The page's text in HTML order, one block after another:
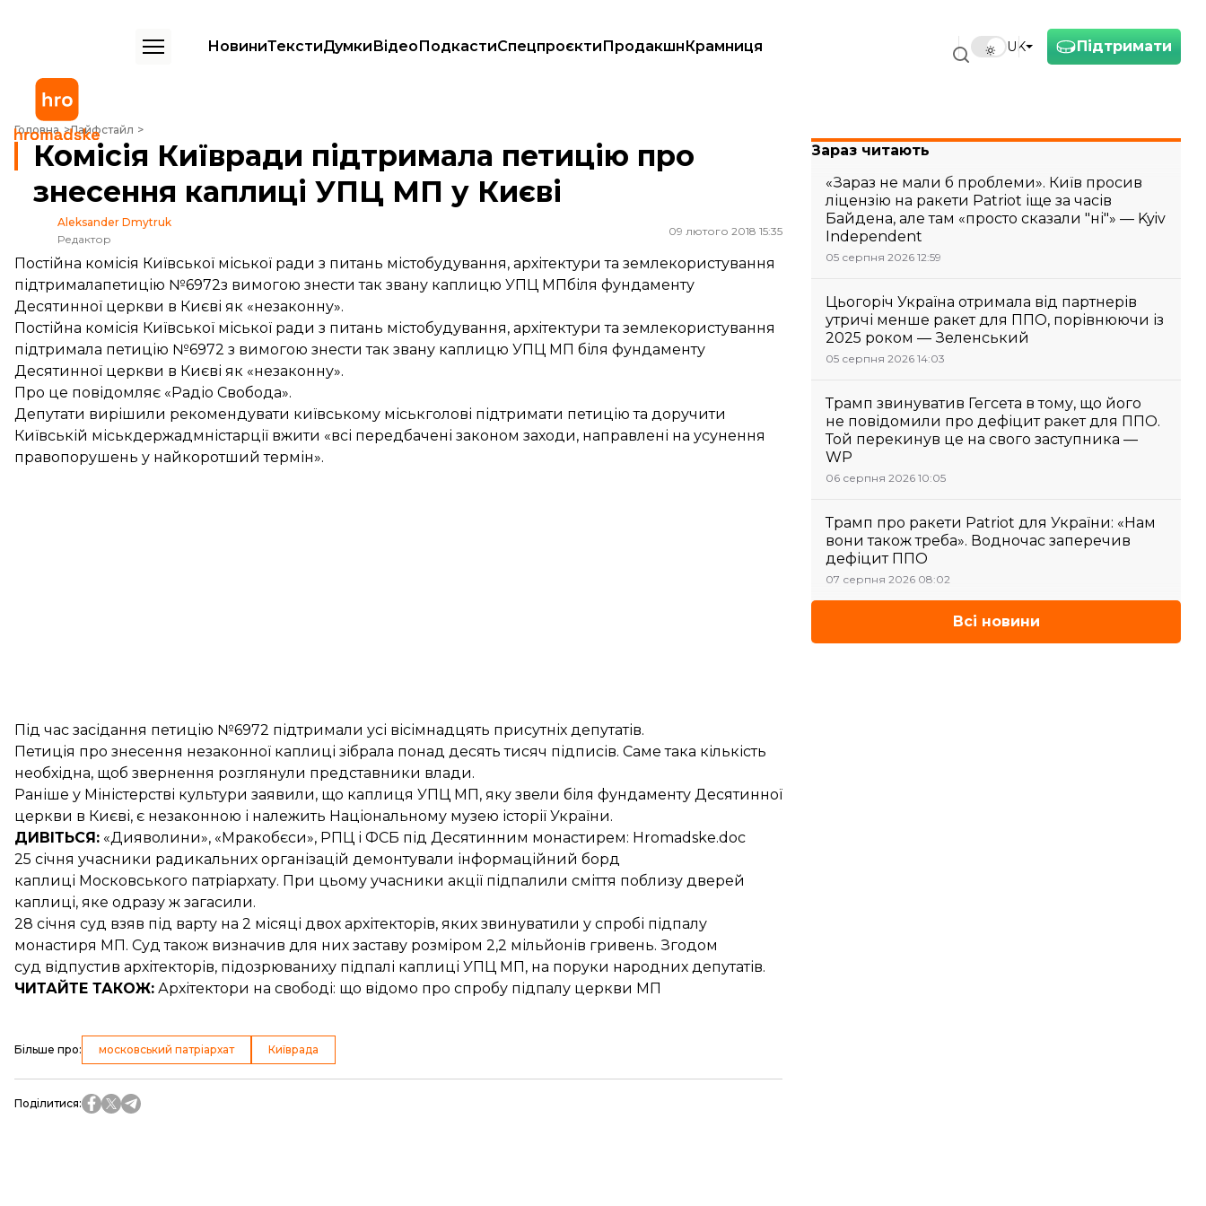
Підтримати
UK
НовиниТекстиДумкиВідеоПодкастиСпецпроєктиПродакшнКрамниця
Головна Лайфстайл
Комісія Київради підтримала петицію про знесення каплиці УПЦ МП у Києві
Комісія Київради підтримала петицію про
знесення каплиці УПЦ МП у Києві
Aleksander Dmytruk
Редактор
09 лютого 2018 15:35
Постійна комісія Київської міської ради з питань містобудування, архітектури та землекористування
підтрималапетицію №6972з вимогою знести так звану каплицю УПЦ МПбіля фундаменту
Десятинної церкви в Києві як «незаконну».
Постійна комісія Київської міської ради з питань містобудування, архітектури та землекористування
підтримала петицію №6972 з вимогою знести так звану каплицю УПЦ МП біля фундаменту
Десятинної церкви в Києві як «незаконну».
Про це повідомляє «Радіо Свобода».
Депутати вирішили рекомендувати київському міськголові підтримати петицію та доручити
Київській міськдержадмністарції вжити «всі передбачені законом заходи, направлені на усунення
правопорушень у найкоротший термін».
Під час засідання петицію №6972 підтримали усі вісімнадцять присутніх депутатів.
Петиція про знесення незаконної каплиці зібрала понад десять тисяч підписів. Саме така кількість
необхідна, щоб звернення розглянули представники влади.
Раніше у Міністерстві культури заявили, що каплиця УПЦ МП, яку звели біля фундаменту Десятинної
церкви в Києві, є незаконною і належить Національному музею історії України.
ДИВІТЬСЯ: «Дияволини», «Мракобєси», РПЦ і ФСБ під Десятинним монастирем: Hromadske.doc
25 січня учасники радикальних організацій демонтували інформаційний борд
каплиці Московського патріархату. При цьому учасники акції підпалили сміття поблизу дверей
каплиці, яке одразу ж загасили.
28 січня суд взяв під варту на 2 місяці двох архітекторів, яких звинуватили у спробі підпалу
монастиря МП. Суд також визначив для них заставу розміром 2,2 мільйонів гривень. Згодом
суд відпустив архітекторів, підозрюваниху підпалі каплиці УПЦ МП, на поруки народних депутатів.
ЧИТАЙТЕ ТАКОЖ: Архітектори на свободі: що відомо про спробу підпалу церкви МП
Більше про: московський патріархат Київрада
Поділитися:
Зараз читають
«Зараз не мали б проблеми». Київ просив
ліцензію на ракети Patriot іще за часів
Байдена, але там «просто сказали "ні"» — Kyiv
Independent
05 серпня 2026 12:59
Цьогоріч Україна отримала від партнерів
утричі менше ракет для ППО, порівнюючи із
2025 роком — Зеленський
05 серпня 2026 14:03
Трамп звинуватив Гегсета в тому, що його
не повідомили про дефіцит ракет для ППО.
Той перекинув це на свого заступника —
WP
06 серпня 2026 10:05
Трамп про ракети Patriot для України: «Нам
вони також треба». Водночас заперечив
дефіцит ППО
07 серпня 2026 08:02
Всі новини